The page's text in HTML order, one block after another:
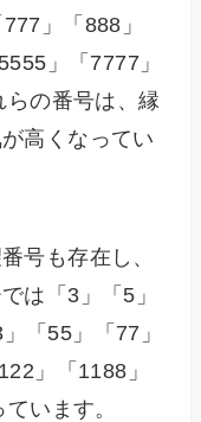
」「888」
」「7777」
らの番号は、縁
高くなってい
号も存在し、
は「3」「5」
「55」「77」
」「1188」
います。